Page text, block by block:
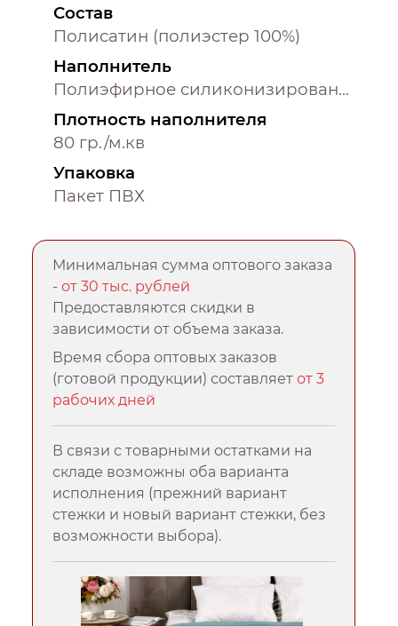
Состав
Полисатин (полиэстер 100%)
Наполнитель
Полиэфирное силиконизированное волокно (100% полиэстер)
Плотность наполнителя
80 гр./м.кв
Упаковка
Пакет ПВХ
Минимальная сумма оптового заказа
-от 30 тыс. рублей
Предоставляются скидки в
зависимости от объема заказа.
Время сбора оптовых заказов
(готовой продукции) составляетот 3
рабочих дней
В связи с товарными остатками на
складе возможны оба варианта
исполнения (прежний вариант
стежки и новый вариант стежки, без
возможности выбора).